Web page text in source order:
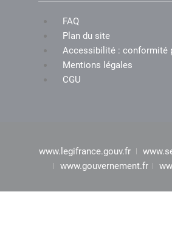
FAQ
Plan du site
Accessibilité : conformité
Mentions légales
CGU
www.legifrance.gouv.fr
www.gouvernement.fr